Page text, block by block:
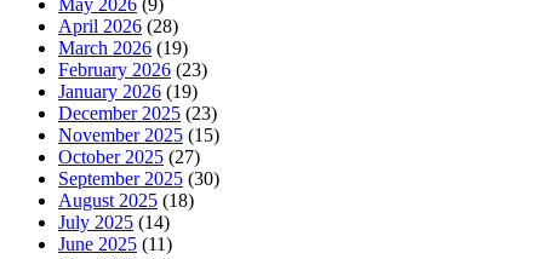
May 2026 (9)
April 2026 (28)
March 2026 (19)
February 2026 (23)
January 2026 (19)
December 2025 (23)
November 2025 (15)
October 2025 (27)
September 2025 (30)
August 2025 (18)
July 2025 (14)
June 2025 (11)